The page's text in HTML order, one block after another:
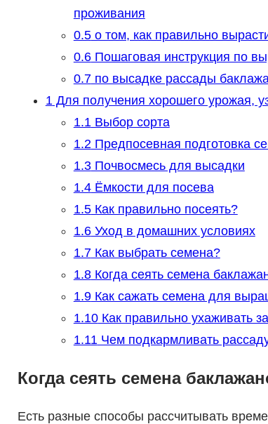
проживания
0.5о том, как правильно
0.6Пошаговая инструкция по
0.7по высадке рассады
1Для получения хорошего урожая,
1.1Выбор сорта
1.2Предпосевная подготовка
1.3Почвосмесь для высадки
1.4Ёмкости для посева
1.5Как правильно посеять?
1.6Уход в домашних условиях
1.7Как выбрать семена?
1.8Когда сеять семена
1.9Как сажать семена для
1.10Как правильно ухаживать
1.11Чем подкармливать
Когда сеять семена
Есть разные способы рассчитывать